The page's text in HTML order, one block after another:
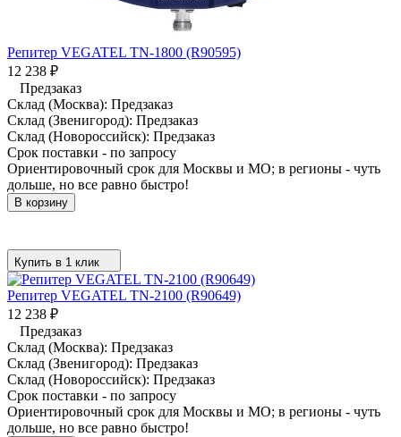
Репитер VEGATEL TN-1800 (R90595)
12 238 ₽
Предзаказ
Склад (Москва): Предзаказ
Склад (Звенигород): Предзаказ
Склад (Новороссийск): Предзаказ
Срок поставки - по запросу
Ориентировочный срок для Москвы и МО; в регионы - чуть
дольше, но все равно быстро!
В корзину
Купить в 1 клик
Репитер VEGATEL TN-2100 (R90649)
12 238 ₽
Предзаказ
Склад (Москва): Предзаказ
Склад (Звенигород): Предзаказ
Склад (Новороссийск): Предзаказ
Срок поставки - по запросу
Ориентировочный срок для Москвы и МО; в регионы - чуть
дольше, но все равно быстро!